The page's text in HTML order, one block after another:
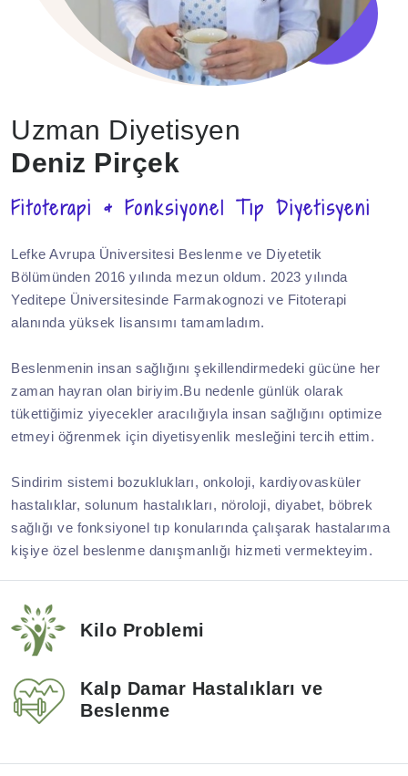
Uzman Diyetisyen
Deniz Pirçek
Fitoterapi & Fonksiyonel Tıp Diyetisyeni
Lefke Avrupa Üniversitesi Beslenme ve Diyetetik
Bölümünden 2016 yılında mezun oldum. 2023 yılında
Yeditepe Üniversitesinde Farmakognozi ve Fitoterapi
alanında yüksek lisansımı tamamladım.
Beslenmenin insan sağlığını şekillendirmedeki gücüne her
zaman hayran olan biriyim.Bu nedenle günlük olarak
tükettiğimiz yiyecekler aracılığıyla insan sağlığını optimize
etmeyi öğrenmek için diyetisyenlik mesleğini tercih ettim.
Sindirim sistemi bozuklukları, onkoloji, kardiyovasküler
hastalıklar, solunum hastalıkları, nöroloji, diyabet, böbrek
sağlığı ve fonksiyonel tıp konularında çalışarak hastalarıma
kişiye özel beslenme danışmanlığı hizmeti vermekteyim.
Kilo Problemi
Kalp Damar Hastalıkları ve
Beslenme